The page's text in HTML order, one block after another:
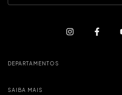
DEPARTAMENTOS
SAIBA MAIS